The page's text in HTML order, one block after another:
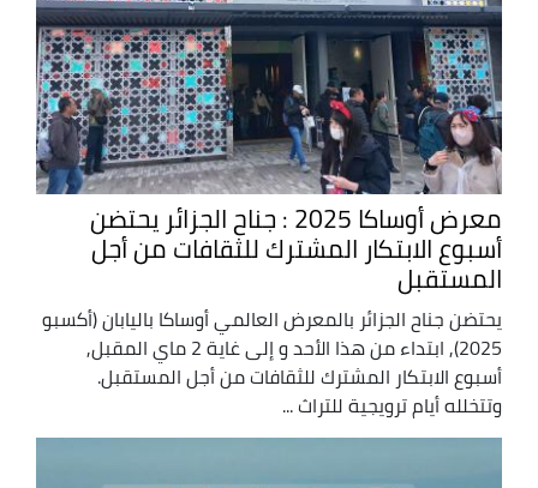
معرض أوساكا 2025 : جناح الجزائر يحتضن
أسبوع الابتكار المشترك للثقافات من أجل
المستقبل
يحتضن جناح الجزائر بالمعرض العالمي أوساكا باليابان (أكسبو
2025), ابتداء من هذا الأحد و إلى غاية 2 ماي المقبل,
أسبوع الابتكار المشترك للثقافات من أجل المستقبل.
وتتخلله أيام ترويجية للتراث ...